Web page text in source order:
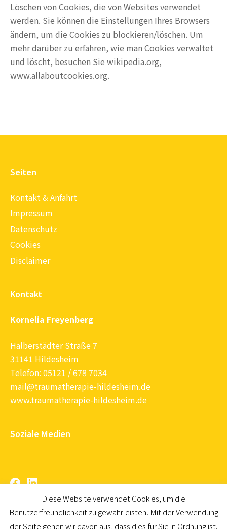
Löschen von Cookies, die von Websites verwendet
werden. Sie können die Einstellungen Ihres Browsers
ändern, um die Cookies zu blockieren/löschen. Um
mehr darüber zu erfahren, wie man Cookies verwaltet
und löscht, besuchen Sie wikipedia.org,
www.allaboutcookies.org.
Seiten
Kontakt & Anfahrt
Impressum
Datenschutz
Cookies
Disclaimer
Kontakt
Kornelia Freyenberg
Halberstädter Straße 7
31141 Hildesheim
Telefon: 05121 / 678 7034
mail@traumatherapie-hildesheim.de
www.traumatherapie-hildesheim.de
Soziale Medien
Facebook
LinkedIn
Diese Website verwendet Cookies, um die
Benutzerfreundlichkeit zu gewährleisten. Mit der Verwendung
der Seite gehen wir davon aus, dass dies für Sie in Ordnung ist.